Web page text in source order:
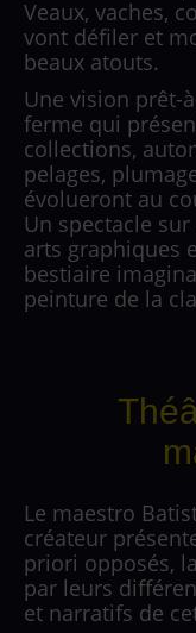
Veaux, vaches,
vont défiler et
beaux atouts.
Une vision prêt-
ferme qui
collections,
pelages,
évolueront au
Un spectacle
arts graphiques
bestiaire
peinture de la
Le maestro
créateur
priori opposés,
par leurs
et narratifs de